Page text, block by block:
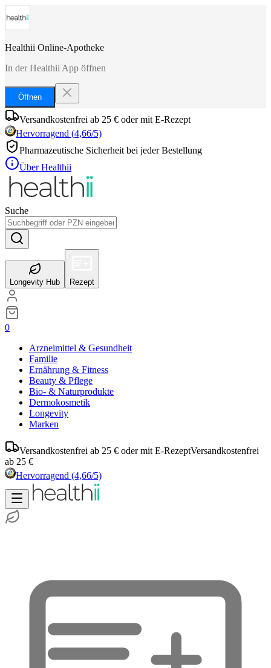
Healthii Online-Apotheke
In der Healthii App öffnen
Öffnen
Versandkostenfrei ab 25 € oder mit E-Rezept
Hervorragend (4,66/5)
Pharmazeutische Sicherheit bei jeder Bestellung
Über Healthii
Suche
Longevity Hub Rezept
0
Arzneimittel & Gesundheit
Familie
Ernährung & Fitness
Beauty & Pflege
Bio- & Naturprodukte
Dermokosmetik
Longevity
Marken
Versandkostenfrei ab 25 € oder mit E-RezeptVersandkostenfrei
ab 25 €
Hervorragend (4,66/5)